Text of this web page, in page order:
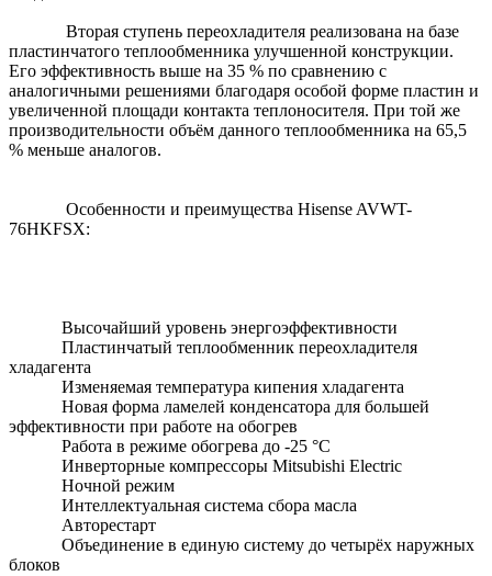
Вторая ступень переохладителя реализована на базе
пластинчатого теплообменника улучшенной конструкции.
Его эффективность выше на 35 % по сравнению с
аналогичными решениями благодаря особой форме пластин и
увеличенной площади контакта теплоносителя. При той же
производительности объём данного теплообменника на 65,5
% меньше аналогов.
Особенности и преимущества Hisense AVWT-
76HKFSX:
Высочайший уровень энергоэффективности
Пластинчатый теплообменник переохладителя
хладагента
Изменяемая температура кипения хладагента
Новая форма ламелей конденсатора для большей
эффективности при работе на обогрев
Работа в режиме обогрева до -25 °С
Инверторные компрессоры Mitsubishi Electric
Ночной режим
Интеллектуальная система сбора масла
Авторестарт
Объединение в единую систему до четырёх наружных
блоков